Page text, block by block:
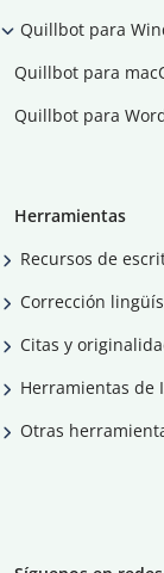
Quillbot para
Quillbot para
Quillbot para
Herramientas
Recursos de
Corrección
Citas y
Herramientas de
Otras